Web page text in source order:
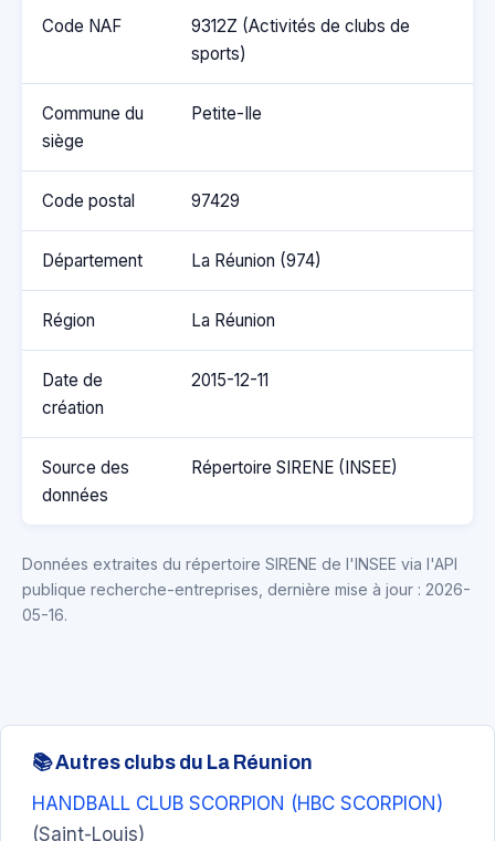
Code NAF
9312Z (Activités de clubs de
sports)
Commune du
siège
Petite-Ile
Code postal 97429
Département La Réunion (974)
Région La Réunion
Date de
création
2015-12-11
Source des
données
Répertoire SIRENE (INSEE)
Données extraites du répertoire SIRENE de l'INSEE via l'API
publique recherche-entreprises, dernière mise à jour : 2026-
05-16.
📚 Autres clubs du La Réunion
HANDBALL CLUB SCORPION (HBC SCORPION)
(Saint-Louis)